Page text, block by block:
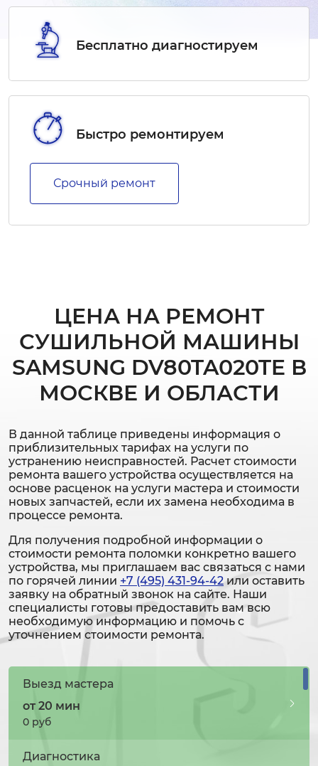
Бесплатно диагностируем
Быстро ремонтируем
Срочный ремонт
ЦЕНА НА РЕМОНТ
СУШИЛЬНОЙ МАШИНЫ
SAMSUNG DV80TA020TE В
МОСКВЕ И ОБЛАСТИ
В данной таблице приведены информация о
приблизительных тарифах на услуги по
устранению неисправностей. Расчет стоимости
ремонта вашего устройства осуществляется на
основе расценок на услуги мастера и стоимости
новых запчастей, если их замена необходима в
процессе ремонта.
Для получения подробной информации о
стоимости ремонта поломки конкретно вашего
устройства, мы приглашаем вас связаться с нами
по горячей линии +7 (495) 431-94-42 или оставить
заявку на обратный звонок на сайте. Наши
специалисты готовы предоставить вам всю
необходимую информацию и помочь с
уточнением стоимости ремонта.
Выезд мастера
от 20 мин
0 руб
Диагностика